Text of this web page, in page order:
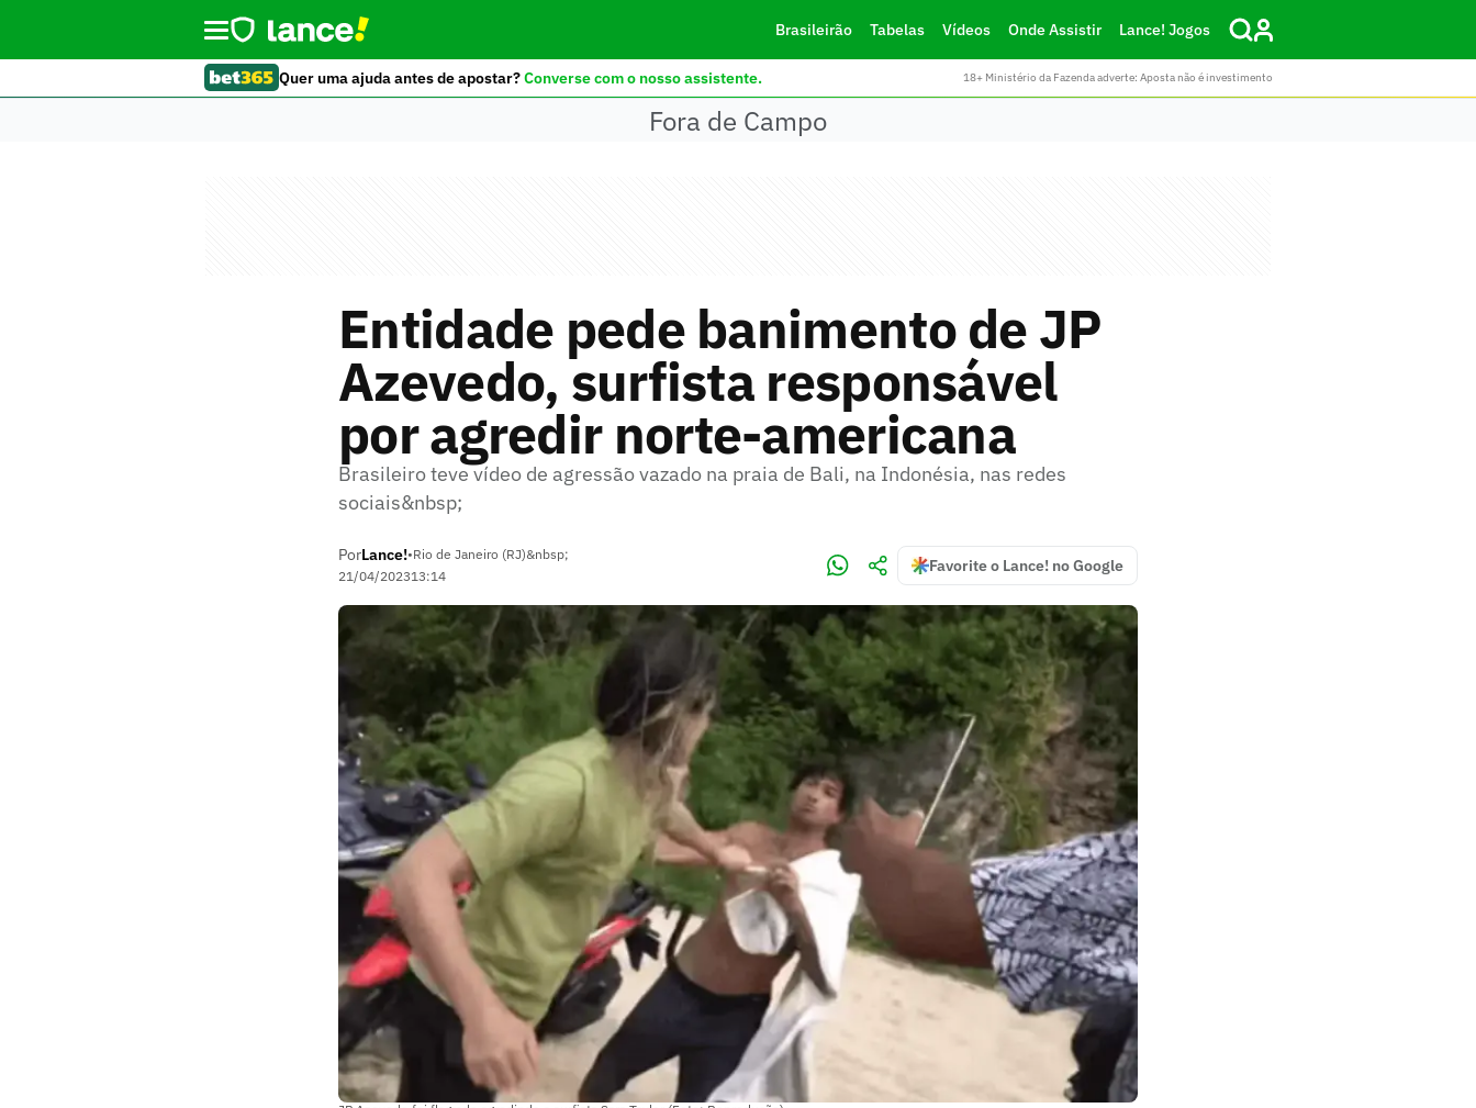
Brasileirão Tabelas Vídeos Onde Assistir Lance! Jogos
Quer uma ajuda antes de apostar?Converse com o nosso assistente. 18+ Ministério da Fazenda adverte: Aposta não é investimento
Fora de Campo
Entidade pede banimento de JP
Azevedo, surfista responsável
por agredir norte-americana
Brasileiro teve vídeo de agressão vazado na praia de Bali, na Indonésia, nas redes
sociais&nbsp;
PorLance!•Rio de Janeiro (RJ)&nbsp;
21/04/202313:14
Favorite o Lance! no Google